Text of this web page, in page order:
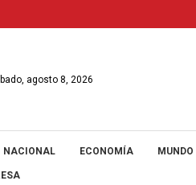
agosto 8, 2026
NACIONAL ECONOMÍA MUNDO